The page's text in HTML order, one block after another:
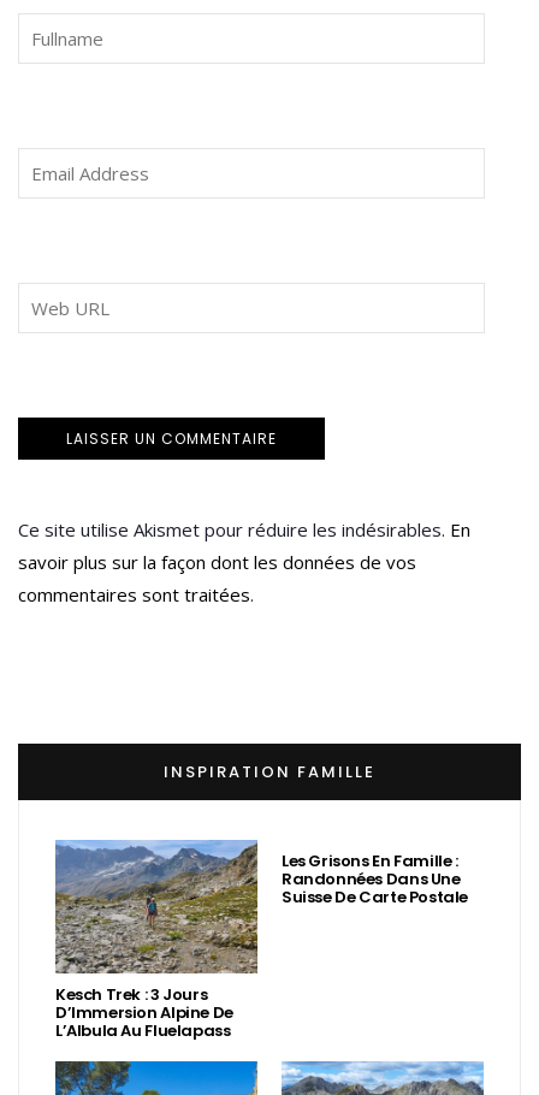
Ce site utilise Akismet pour réduire les indésirables. En
savoir plus sur la façon dont les données de vos
commentaires sont traitées.
INSPIRATION FAMILLE
Kesch Trek : 3 Jours
D’Immersion Alpine De
L’Albula Au Fluelapass
Les Grisons En Famille :
Randonnées Dans Une
Suisse De Carte Postale